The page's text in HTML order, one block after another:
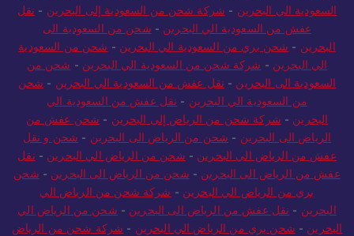
السعودية الي البحرين - شركة شحن من السعودية إلى البحرين - نقل
عفش من السعودية الي البحرين - شحن من السعودية الى
البحرين - شحن بري من السعودية الي البحرين - شحن من السعودية
الي البحرين - شركة شحن من السعودية الي البحرين - شحن من
السعودية الى البحرين - نقل عفش من السعودية الي البحرين - شحن
من السعودية الي البحرين - نقل عفش من السعودية الي
البحرين - شركة شحن من الرياض إلى البحرين - شحن عفش من
الرياض الى البحرين - شحن من الرياض الى البحرين - شحن و نقل
عفش من الرياض الي البحرين - شحن من الرياض الي البحرين - نقل
عفش من الرياض الى البحرين - شحن من الرياض الى البحرين - شحن
بري من الرياض الي البحرين - شركة شحن من الرياض الي
البحرين - نقل عفش من الرياض الى البحرين - شحن من الرياض الي
البحرين - شحن بري من الرياض الي البحرين - شركة شحن من الرياض